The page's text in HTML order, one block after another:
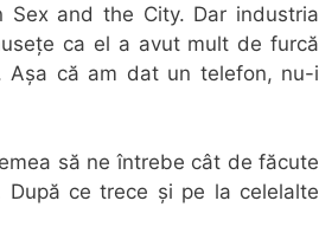
and the City. Dar industria
ca el a avut mult de furcă
Așa că am dat un telefon, nu-i
să ne întrebe cât de făcute
ce trece și pe la celelalte